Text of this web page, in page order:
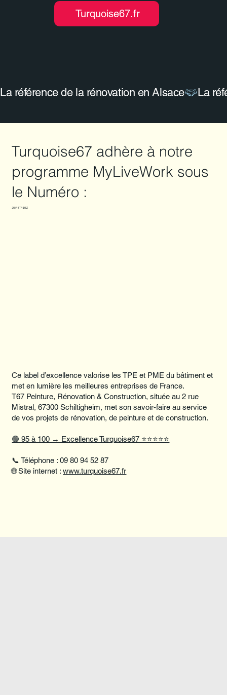
Turquoise67.fr
La référence de la rénovation en Alsace
Turquoise67 adhère à notre
programme MyLiveWork sous
le Numéro :
2543T4D3Z
Ce label d’excellence valorise les TPE et PME du bâtiment et
met en lumière les meilleures entreprises de France.
T67 Peinture, Rénovation & Construction, située au 2 rue
Mistral, 67300 Schiltigheim, met son savoir-faire au service
de vos projets de rénovation, de peinture et de construction.
🟢 95 à 100 → Excellence Turquoise67 ⭐⭐⭐⭐⭐
📞 Téléphone : 09 80 94 52 87
🌐 Site internet :www.turquoise67.fr